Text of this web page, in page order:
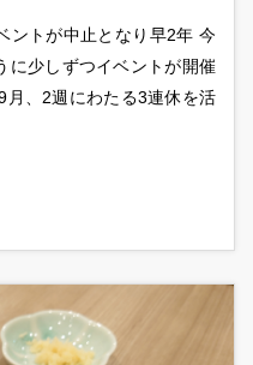
ントが中止となり早2年 今
に少しずつイベントが開催
月、2週にわたる3連休を活